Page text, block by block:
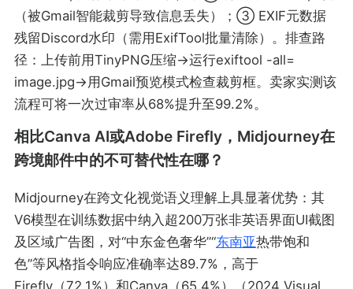
（被Gmail智能裁剪导致信息丢失）；③ EXIF元数据
残留Discord水印（需用ExifTool批量清除）。排查路
径：上传前用TinyPNG压缩→运行exiftool -all=
image.jpg→用Gmail预览模式检查裁剪框。卖家实测该
流程可将一次过审率从68%提升至99.2%。
相比Canva AI或Adobe Firefly，Midjourney在
跨境邮件中的不可替代性在哪？
Midjourney在跨文化视觉语义理解上具显著优势：其
V6模型在训练数据中纳入超200万张非英语界面UI截图
及区域广告图，对“中东金色奢华”“东南亚热带饱和
色”等风格指令响应准确率达89.7%，高于